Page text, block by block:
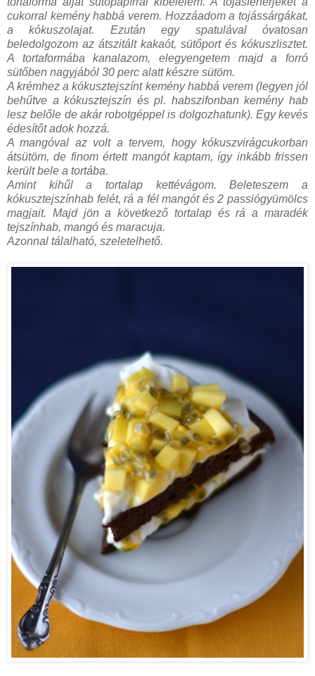
cukorral kemény habbá verem. Hozzáadom a tojássárgákat,
a kókuszolajat. Ezután egy spatulával óvatosan
beledolgozom az átszitált kakaót, sütőport és kókuszlisztet.
A tortaformába kanalazom, elegyengetem majd a forró
sütőben nagyjából 30 perc alatt készre sütöm.
A krémhez a kókusztejszínt kemény habbá verem (legyen jól
behűtve a kókusztejszín és pl. habszifonban kemény hab
lesz belőle de akár robotgéppel is dolgozhatunk). Egy kevés
édesítőt adok hozzá.
A mangóval az volt a tervem, hogy kókuszvirágcukorban
átsütöm, de finom értett mangót kaptam, így inkább frissen
került bele a tortába.
Amint kihűl a tortalap kettévágom. Beleteszem a
kókusztejszínhab felét, rá a fél mangót és 2 passiógyümölcs
magjait. Majd jön a következő tortalap és rá a maradék
tejszínhab, mangó és maracuja.
Azonnal tálalható, szeletelhető.